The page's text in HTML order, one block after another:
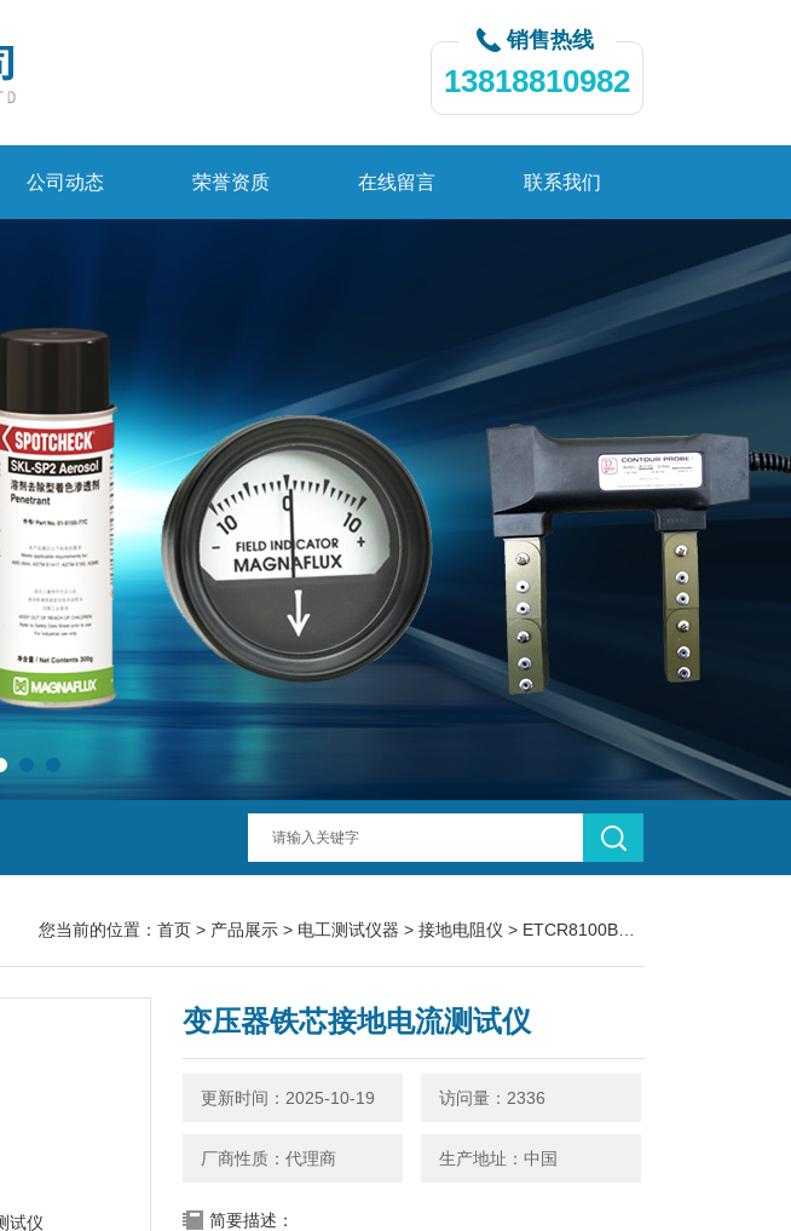
销售热线
13818810982
公司动态 荣誉资质 在线留言 联系我们
您当前的位置： 首页 > 产品展示 > 电工测试仪器 > 接地电阻仪 > ETCR8100B变压器铁芯接地电流测试仪
变压器铁芯接地电流测试仪
更新时间：2025-10-19 访问量：2336
厂商性质：代理商 生产地址：中国
简要描述：